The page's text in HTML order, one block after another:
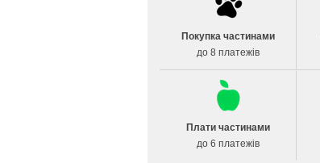
Покупка частинами
до 8 платежів
Плати частинами
до 6 платежів